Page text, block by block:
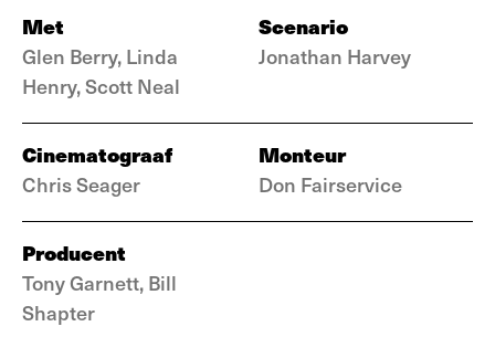
Met
Glen Berry, Linda
Henry, Scott Neal
Scenario
Jonathan Harvey
Cinematograaf
Chris Seager
Monteur
Don Fairservice
Producent
Tony Garnett, Bill
Shapter